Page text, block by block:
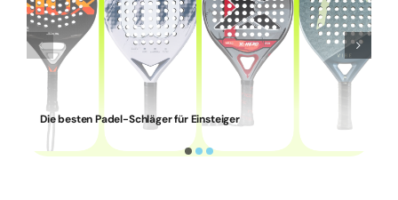
Die besten Padel-Schläger für Einsteiger